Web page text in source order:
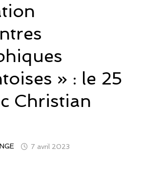
» : le 25
Christian
7 avril 2023